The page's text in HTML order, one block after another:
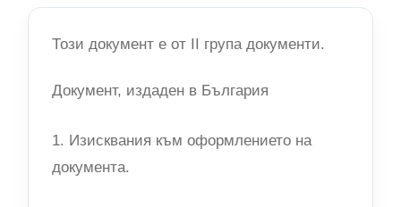
Този документ е от II група документи.
Документ, издаден в България
1. Изисквания към оформлението на
документа.